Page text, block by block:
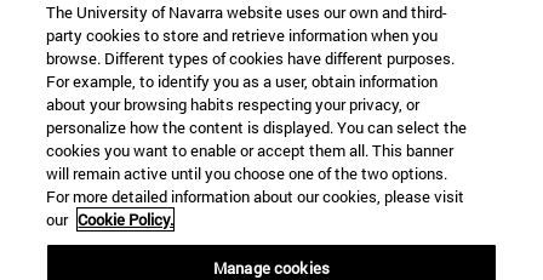
The University of Navarra website uses our own and third-
party cookies to store and retrieve information when you
browse. Different types of cookies have different purposes.
For example, to identify you as a user, obtain information
about your browsing habits respecting your privacy, or
personalize how the content is displayed. You can select the
cookies you want to enable or accept them all. This banner
will remain active until you choose one of the two options.
For more detailed information about our cookies, please visit
our Cookie Policy.
Manage cookies